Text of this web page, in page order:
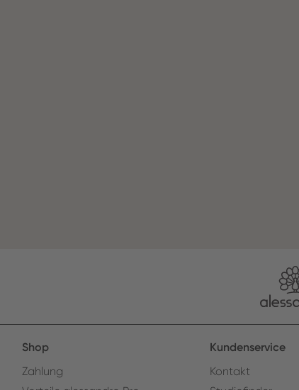
Shop
Zahlung
Kundenservice
Kontakt